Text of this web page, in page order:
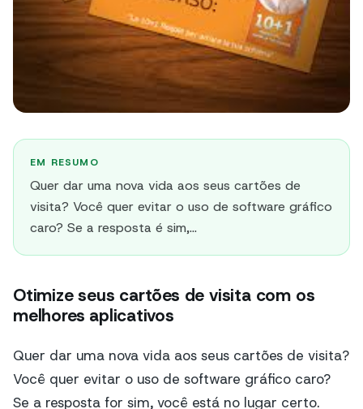
EM RESUMO
Quer dar uma nova vida aos seus cartões de
visita? Você quer evitar o uso de software gráfico
caro? Se a resposta é sim,...
Otimize seus cartões de visita com os
melhores aplicativos
Quer dar uma nova vida aos seus cartões de visita?
Você quer evitar o uso de software gráfico caro?
Se a resposta for sim, você está no lugar certo.